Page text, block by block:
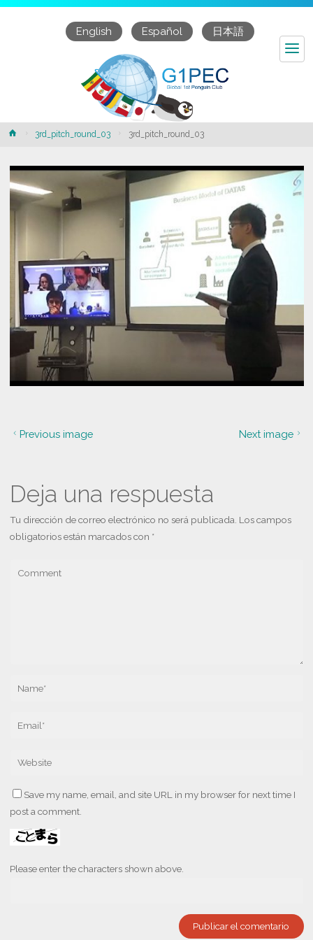
English Español 日本語
Home3rd_pitch_round_03 3rd_pitch_round_03
Previous image Next image
Deja una respuesta
Tu dirección de correo electrónico no será publicada. Los campos
obligatorios están marcados con *
Save my name, email, and site URL in my browser for next time I
post a comment.
Please enter the characters shown above.